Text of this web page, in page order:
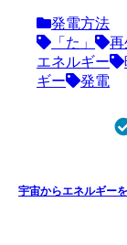
発電方法
「た」
再
エネルギー
ギー
発電
宇宙からエネルギー